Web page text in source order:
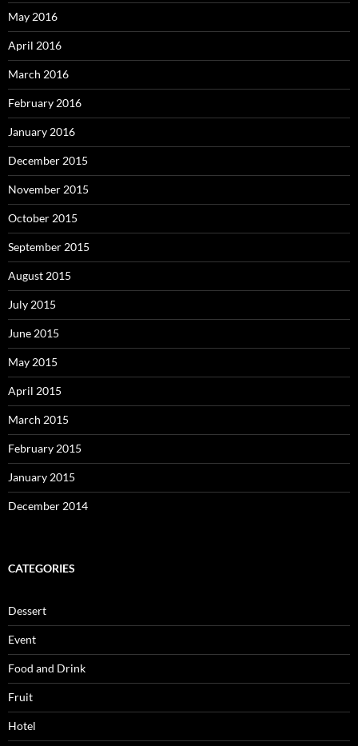
May 2016
April 2016
March 2016
February 2016
January 2016
December 2015
November 2015
October 2015
September 2015
August 2015
July 2015
June 2015
May 2015
April 2015
March 2015
February 2015
January 2015
December 2014
CATEGORIES
Dessert
Event
Food and Drink
Fruit
Hotel